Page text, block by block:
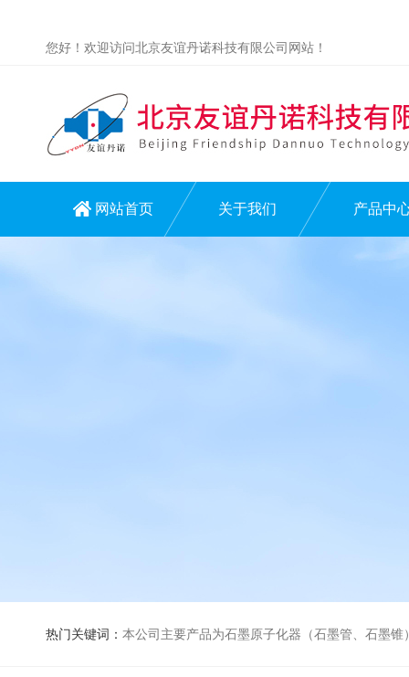
您好！欢迎访问北京友谊丹诺科技有限公司网站！
网站首页 关于我们 产品中
热门关键词： 本公司主要产品为石墨原子化器（石墨管、石墨锥）、元素空心阴极灯、氘灯、空心